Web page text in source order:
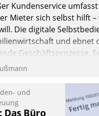
Kundenservice
Mieter sich selbst hilft
Die digitale
und ebnet
Geschäftsprozesse.
smart der Serviceanbieter.
und
Das Büro